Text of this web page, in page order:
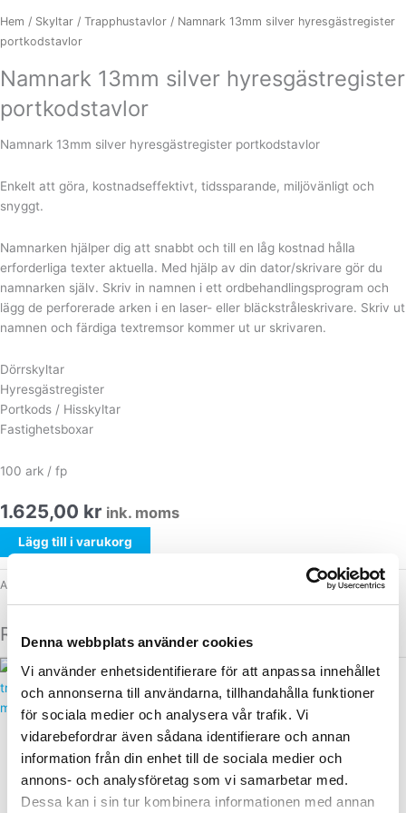
Denna webbplats använder cookies
Vi använder enhetsidentifierare för att anpassa innehållet
och annonserna till användarna, tillhandahålla funktioner
för sociala medier och analysera vår trafik. Vi
vidarebefordrar även sådana identifierare och annan
information från din enhet till de sociala medier och
annons- och analysföretag som vi samarbetar med.
Dessa kan i sin tur kombinera informationen med annan
Hem / Skyltar / Trapphustavlor / Namnark 13mm silver hyresgästregister
portkodstavlor
Namnark 13mm silver hyresgästregister
portkodstavlor
Namnark 13mm silver hyresgästregister portkodstavlor
Enkelt att göra, kostnadseffektivt, tidssparande, miljövänligt och
snyggt.
Namnarken hjälper dig att snabbt och till en låg kostnad hålla
erforderliga texter aktuella. Med hjälp av din dator/skrivare gör du
namnarken själv. Skriv in namnen i ett ordbehandlingsprogram och
lägg de perforerade arken i en laser- eller bläckstråleskrivare. Skriv ut
namnen och färdiga textremsor kommer ut ur skrivaren.
Dörrskyltar
Hyresgästregister
Portkods / Hisskyltar
Fastighetsboxar
100 ark / fp
1.625,00 kr ink. moms
Lägg till i varukorg
Artikelnummer
Relaterade produkter
Trapphustavlor
Trapphustavla
Informationstavla 6 x A4
magnetisk med lås
Trapphustavlor
Trapphustavla
Informationstavla 12 x A4
magnetisk med lås